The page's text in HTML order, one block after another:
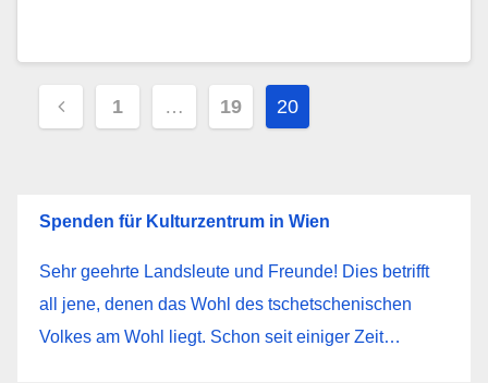
Пагинация
записей
1 … 19 20
Spenden für Kulturzentrum in Wien
Sehr geehrte Landsleute und Freunde! Dies betrifft
all jene, denen das Wohl des tschetschenischen
Volkes am Wohl liegt. Schon seit einiger Zeit…